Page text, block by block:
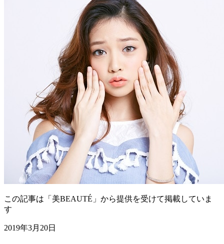
この記事は「美BEAUTÉ」から提供を受けて掲載していま
す
2019年3月20日